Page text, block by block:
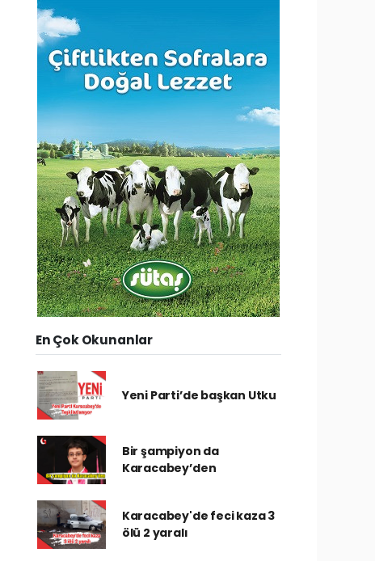
En Çok Okunanlar
Yeni Parti’de başkan Utku
Bir şampiyon da
Karacabey’den
Karacabey'de feci kaza 3
ölü 2 yaralı